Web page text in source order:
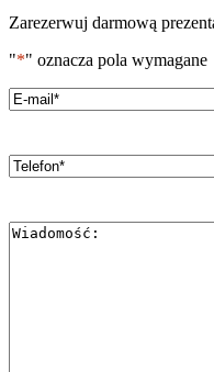
Zarezerwuj darmową
"*" oznacza pola wymagane
Email*
Telefon*
Wiadomość*